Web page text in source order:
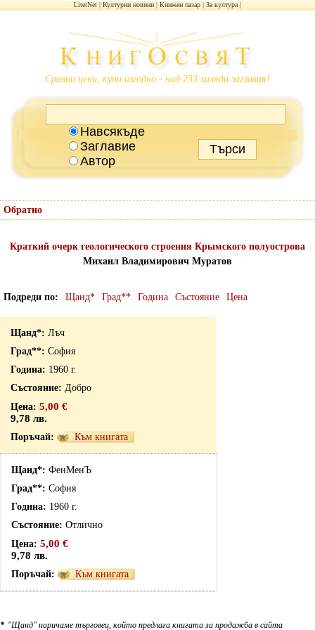
LiterNet Културни новини Книжен пазар За култура
Сравни цени, купи изгодно - над 233 хиляди заглавия!
Навсякъде
Заглавие
Автор
Обратно
Краткий очерк геологического строения Крымского полуострова
Михаил Владимирович Муратов
Подреди по Щанд* Град** Година Състояние Цена
Лъч
София
1960 г.
Добро
5,00 €
9,78 лв.
Към книгата
ФенМенЪ
София
1960 г.
Отлично
5,00 €
9,78 лв.
Към книгата
* "Щанд" наричаме търговец, който предлага книгата за продажба в сайта